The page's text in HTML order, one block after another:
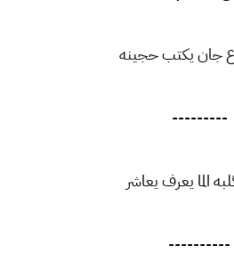
جان يكتب حجينه
---------
الما يعرف يعاشر
----------